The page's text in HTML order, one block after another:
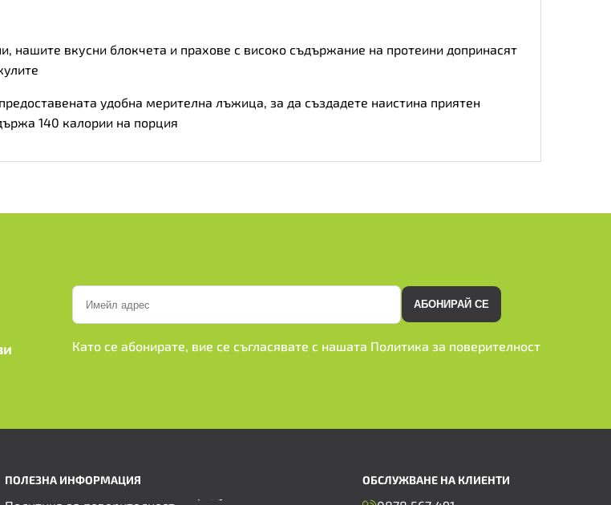
нашите вкусни блокчета и прахове с високо съдържание на протеини допринасят
удобна мерителна лъжица, за да създадете наистина приятен
140 калории на порция
АБОНИРАЙ СЕ
Като се абонирате, вие се съгласявате с нашата Политика за поверителност
ПОЛЕЗНА ИНФОРМАЦИЯ ОБСЛУЖВАНЕ НА КЛИЕНТИ